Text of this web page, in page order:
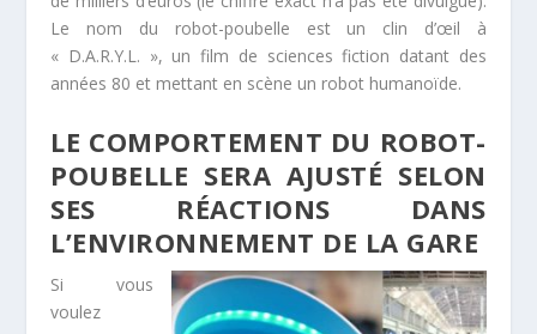
Le nom du robot-poubelle est un clin d’œil à
« D.A.R.Y.L. », un film de sciences fiction datant des
années 80 et mettant en scène un robot humanoïde.
LE COMPORTEMENT DU ROBOT-
POUBELLE SERA AJUSTÉ SELON
SES RÉACTIONS DANS
L’ENVIRONNEMENT DE LA GARE
Si vous
voulez